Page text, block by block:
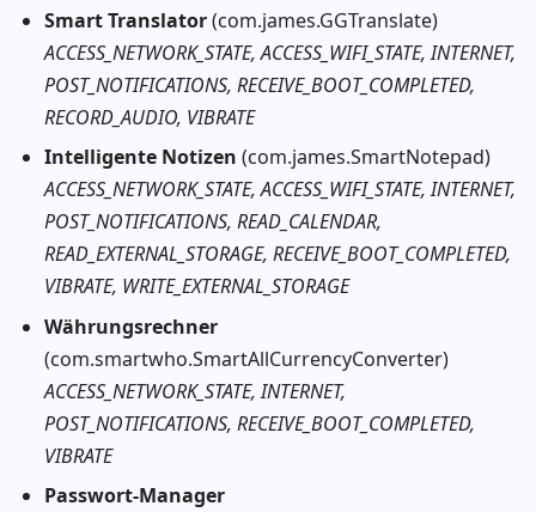
Smart Translator(com.james.GGTranslate)
ACCESS_NETWORK_STATE, ACCESS_WIFI_STATE, INTERNET,
POST_NOTIFICATIONS, RECEIVE_BOOT_COMPLETED,
RECORD_AUDIO, VIBRATE
Intelligente Notizen (com.james.SmartNotepad)
ACCESS_NETWORK_STATE, ACCESS_WIFI_STATE, INTERNET,
POST_NOTIFICATIONS, READ_CALENDAR,
READ_EXTERNAL_STORAGE, RECEIVE_BOOT_COMPLETED,
VIBRATE, WRITE_EXTERNAL_STORAGE
Währungsrechner
(com.smartwho.SmartAllCurrencyConverter)
ACCESS_NETWORK_STATE, INTERNET,
POST_NOTIFICATIONS, RECEIVE_BOOT_COMPLETED,
VIBRATE
Passwort-Manager